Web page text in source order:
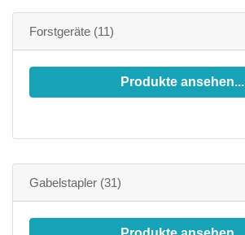
Forstgeräte (11)
Produkte ansehen...
Gabelstapler (31)